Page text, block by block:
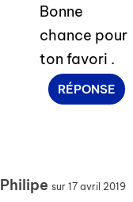
Bonne
chance pour
ton favori .
RÉPONSE
Philipe sur 17 avril 2019